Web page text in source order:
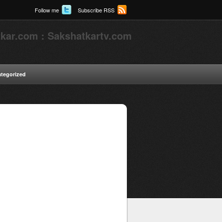
Follow me Subscribe RSS
: Sakshatkartv.com